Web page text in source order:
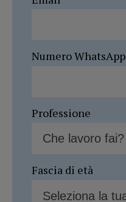
Numero WhatsApp
Professione
Fascia di età